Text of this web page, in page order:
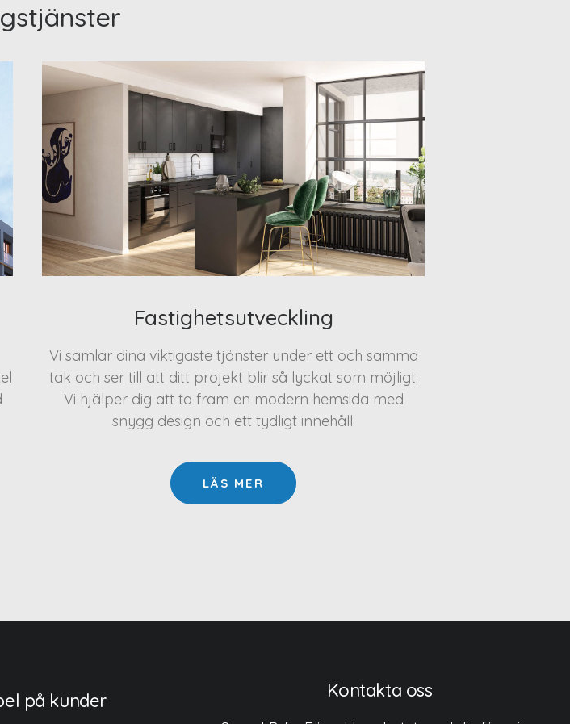
Fastighetsutveckling
Vi samlar dina viktigaste tjänster under ett och samma
tak och ser till att ditt projekt blir så lyckat som möjligt.
Vi hjälper dig att ta fram en modern hemsida med
snygg design och ett tydligt innehåll.
LÄS MER
på kunder Kontakta oss